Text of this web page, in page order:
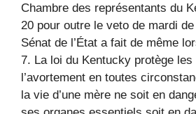
Chambre des représentants du
20 pour outre le veto de mardi
Sénat de l’État a fait de même
7. La loi du Kentucky protège les
l’avortement en toutes
la vie d’une mère ne soit en